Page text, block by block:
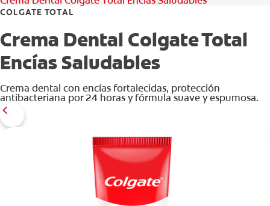
VE (ES)
COLGATE TOTAL
Crema Dental Colgate Total
Encías Saludables
Crema dental con encías fortalecidas, protección
antibacteriana por 24 horas y fórmula suave y espumosa.